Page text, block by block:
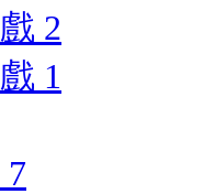
2
1
7